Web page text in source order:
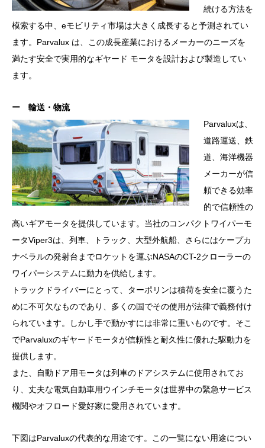
続ける方法を
模索する中、eモビリティ市場は大きく成長すると予測されてい
ます。Parvalux は、この成長産業におけるメーカーのニーズを
満たす安全で実用的なギヤード モータを設計および製造してい
ます。
ー 輸送・物流
Parvaluxは、
道路運送、鉄
道、海洋機器
メーカーが信
頼できる効率
的で信頼性の
高いギアモータを提供しています。当社のコンパクトワイパーモ
ータViper3は、列車、トラック、大型外航船、さらにはケープカ
ナベラルの発射台までロケットを運ぶNASAのCT-2クローラーの
ワイパーシステムに動力を供給します。
トラックドライバーにとって、ターポリンは積荷を安全に覆うた
めに不可欠なものであり、多くの国でその使用が法律で義務付け
られています。しかし手で動かすには非常に重いものです。そこ
でParvaluxのギヤードモータが信頼性と耐久性に優れた駆動力を
提供します。
また、自動ドア用モータは列車のドアシステムに使用されてお
り、丈夫な電気自動車用ウインチモータは世界中の緊急サービス
機関やオフロード愛好家に愛用されています。
下図はParvaluxの代表的な用途です。この一覧にない用途につい